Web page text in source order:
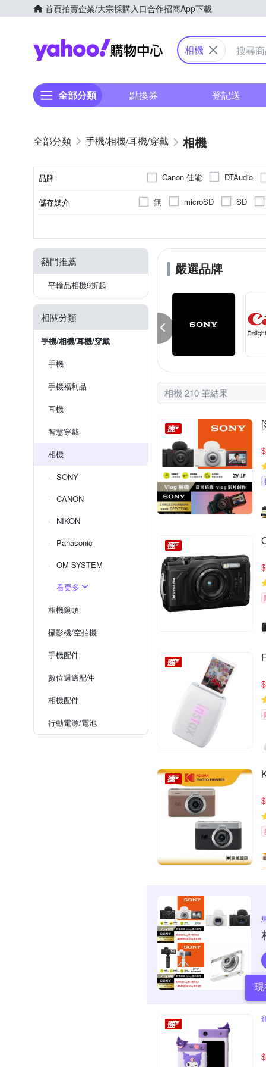
首頁拍賣企業/大宗採購入口合作招商App下載
Yahoo購物中心
相機
全部分類 點換券 登記送
手機/相機/耳機/穿戴 相機
品牌 Canon 佳能
DTAudio
SANRIO 三麗鷗
SONY
儲存媒介 無 microSD SD
熱門推薦
平輸品相機9折起
相關分類
手機/相機/耳機/穿戴
手機
手機福利品
耳機
智慧穿戴
相機
SONY
CANON
NIKON
Panasonic
OM SYSTEM
看更多
相機鏡頭
攝影機/空拍機
手機配件
數位週邊配件
相機配件
行動電源/電池
嚴選品牌
相機 210 筆結果
$
$
$
$
$